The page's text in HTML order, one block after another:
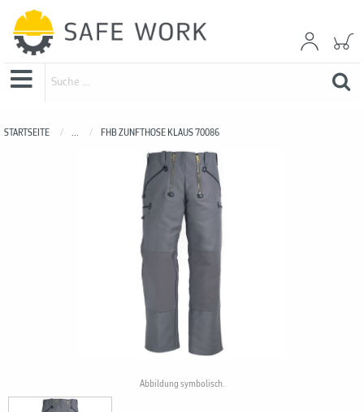
STARTSEITE ... FHB ZUNFTHOSE KLAUS 70086
Abbildung symbolisch.